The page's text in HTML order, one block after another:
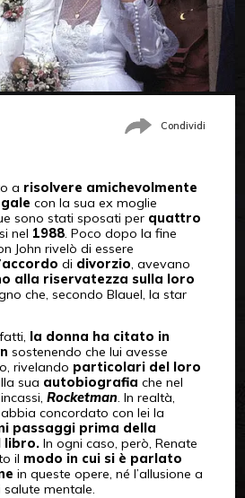
Condividi
a risolvere amichevolmente
con la sua ex moglie
sono stati sposati per quattro
nel 1988. Poco dopo la fine
John rivelò di essere
accordo di divorzio, avevano
alla riservatezza sulla loro
che, secondo Blauel, la star
la donna ha citato in
sostenendo che lui avesse
rivelando particolari del loro
sua autobiografia che nel
Rocketman. In realtà,
concordato con lei la
passaggi prima della
libro.In ogni caso, però, Renate
il modo in cui si è parlato
in queste opere, né l’allusione a
mentale.